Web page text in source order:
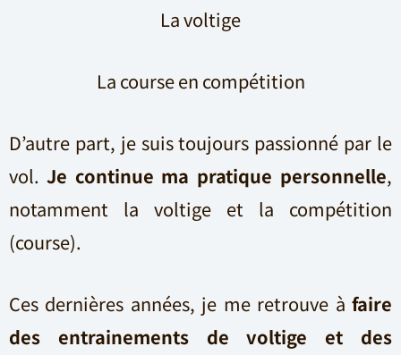
La voltige
La course en compétition
D’autre part, je suis toujours passionné par le
vol. Je continue ma pratique personnelle,
notamment la voltige et la compétition
(course).
Ces dernières années, je me retrouve à faire
des entrainements de voltige et des